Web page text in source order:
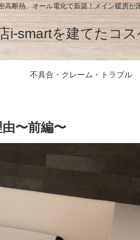
断熱、オール電化で新築！メイン暖房
i-smartを建てたコ
不具合・クレーム・トラブル
〜前編〜